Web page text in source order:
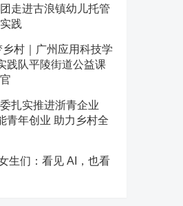
走进古浪镇幼儿托管
践
村｜广州应用科技学
践队平陵街道公益课
扎实推进浙青企业
青年创业 助力乡村全
生们：看见 AI，也看